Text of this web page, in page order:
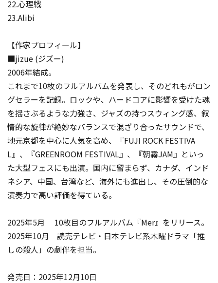
22.心理戦
23.Alibi
【作家プロフィール】
■jizue (ジズー)
2006年結成。
これまで10枚のフルアルバムを発表し、そのどれもがロン
グセラーを記録。ロックや、ハードコアに影響を受けた魂
を揺さぶるような力強さ、ジャズの持つスウィング感、叙
情的な旋律が絶妙なバランスで混ざり合ったサウンドで、
地元京都を中心に人気を高め、『FUJI ROCK FESTIVA
L』、『GREENROOM FESTIVAL』、『朝霧JAM』といっ
た大型フェスにも出演。国内に留まらず、カナダ、インド
ネシア、中国、台湾など、海外にも進出し、その圧倒的な
演奏力で高い評価を得ている。
2025年5月 10枚目のフルアルバム『Mer』をリリース。
2025年10月 読売テレビ・日本テレビ系木曜ドラマ「推
しの殺人」の劇伴を担当。
発売日：2025年12月10日